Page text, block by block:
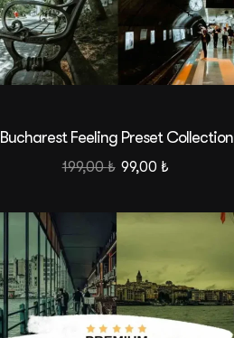
Bucharest Feeling Preset Collection
199,00₺ 99,00 ₺